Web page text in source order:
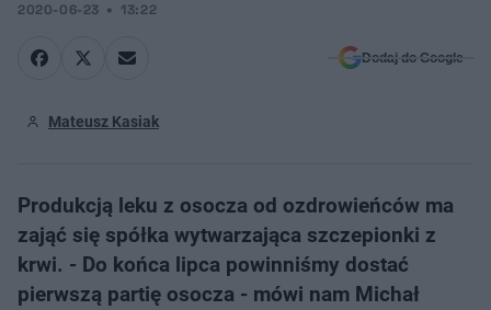
2020-06-23 13:22
Dodaj do Google
Mateusz Kasiak
Produkcją leku z osocza od ozdrowieńców ma
zająć się spółka wytwarzająca szczepionki z
krwi. - Do końca lipca powinniśmy dostać
pierwszą partię osocza - mówi nam Michał